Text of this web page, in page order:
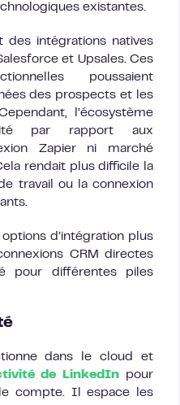
existantes.
des intégrations natives
et Upsales. Ces
poussaient
des prospects et les
l’écosystème
par rapport aux
Zapier ni marché
rendait plus difficile la
travail ou la connexion
options d’intégration plus
CRM directes
pour différentes piles
dans le cloud et
de LinkedIn pour
compte. Il espace les